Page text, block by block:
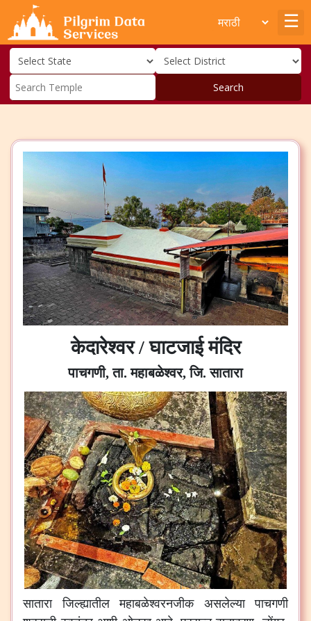
Search
केदारेश्वर / घाटजाई मंदिर
पाचगणी, ता. महाबळेश्वर, जि. सातारा
सातारा जिल्ह्यातील महाबळेश्वरनजीक असलेल्या
पाचगणी